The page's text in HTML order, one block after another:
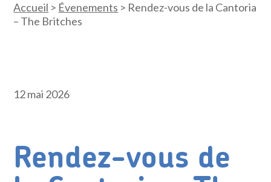
Accueil > Évenements > Rendez-vous de la Cantoria
– The Britches
12 mai 2026
Rendez-vous de